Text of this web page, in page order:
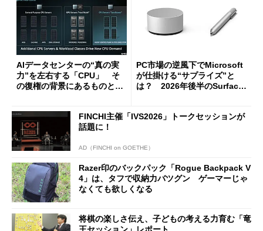
AIデータセンターの“真の実
力”を左右する「CPU」 そ
の復権の背景にあるものと
PC市場の逆風下でMicrosoft
が仕掛ける“サプライズ”と
は？ 2026年後半のSurface
FINCHI主催「IVS2026」トークセッションが
話題に！
AD（FINCHI on GOETHE）
Razer印のバックパック「Rogue Backpack V
4」は、タフで収納力バツグン ゲーマーじゃ
なくても欲しくなる
将棋の楽しさ伝え、子どもの考える力育む「竜